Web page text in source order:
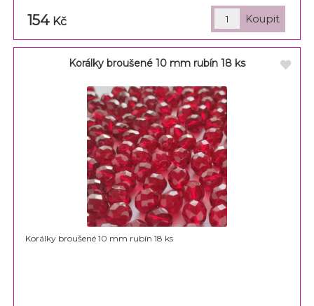
154 Kč
Korálky broušené 10 mm rubín 18 ks
Korálky broušené 10 mm rubín 18 ks